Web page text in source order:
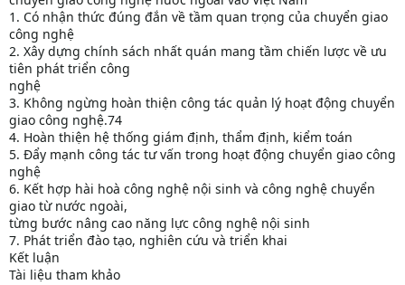
1. Có nhận thức đúng đắn về tầm quan trọng của chuyển giao
công nghệ
2. Xây dựng chính sách nhất quán mang tầm chiến lược về ưu
tiên phát triển công
nghệ
3. Không ngừng hoàn thiện công tác quản lý hoạt động chuyển
giao công nghệ.74
4. Hoàn thiện hệ thống giám định, thẩm định, kiểm toán
5. Đẩy mạnh công tác tư vấn trong hoạt động chuyển giao công
nghệ
6. Kết hợp hài hoà công nghệ nội sinh và công nghệ chuyển
giao từ nước ngoài,
từng bước nâng cao năng lực công nghệ nội sinh
7. Phát triển đào tạo, nghiên cứu và triển khai
Kết luận
Tài liệu tham khảo